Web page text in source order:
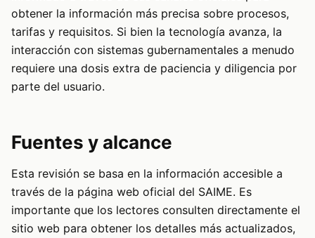
obtener la información más precisa sobre procesos,
tarifas y requisitos. Si bien la tecnología avanza, la
interacción con sistemas gubernamentales a menudo
requiere una dosis extra de paciencia y diligencia por
parte del usuario.
Fuentes y alcance
Esta revisión se basa en la información accesible a
través de la página web oficial del SAIME. Es
importante que los lectores consulten directamente el
sitio web para obtener los detalles más actualizados,